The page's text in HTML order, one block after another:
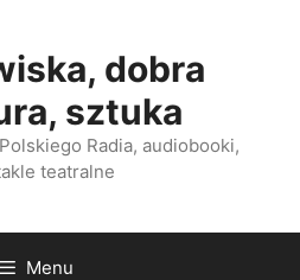
dobra
sztuka
Radia, audiobooki,
teatralne
Menu